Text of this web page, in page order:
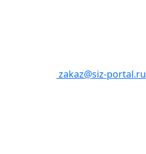
zakaz@siz-portal.ru